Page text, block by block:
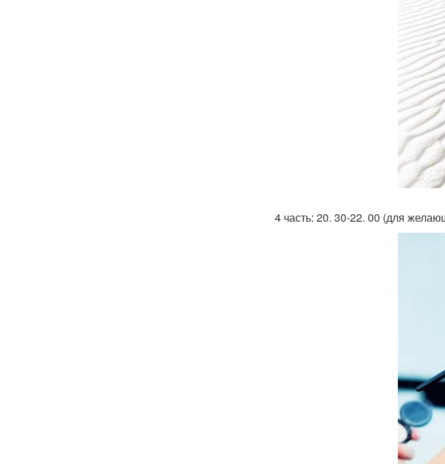
4 часть: 20. 30-22. 00 (для